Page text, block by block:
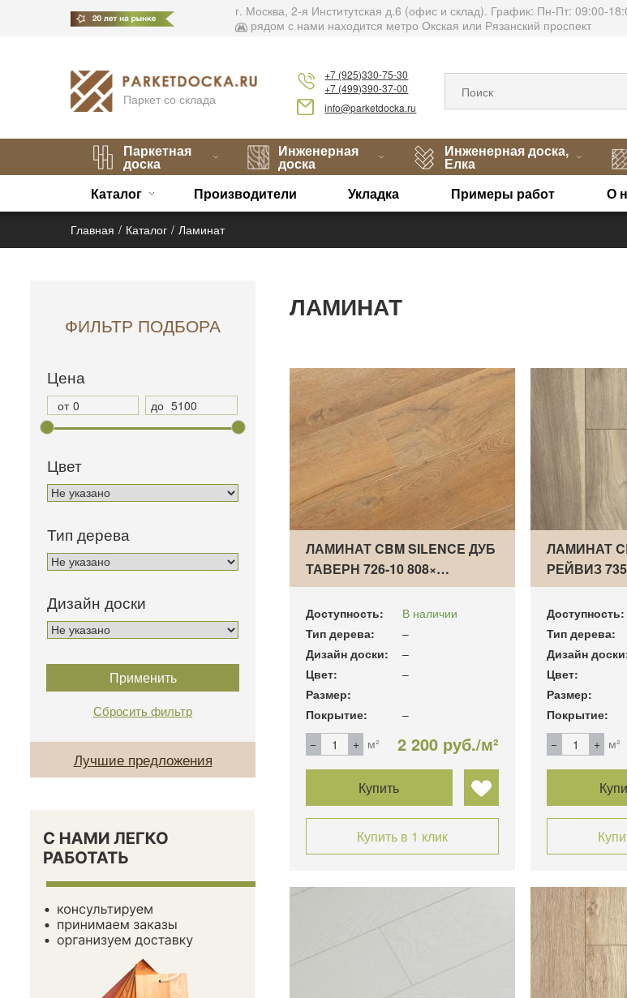
г. Москва, 2-я Институтская д.6 (офис и склад). График: Пн-Пт: 09:00-
рядом с нами находится метро Окская или Рязанский проспект
Паркет со склада
+7 (925)330-75-30
+7 (499)390-37-00
info@parketdocka.ru
Паркетная
доска
Инженерная
доска
Инженерная доска,
Елка
Каталог
Производители Укладка Примеры работ О
Главная Каталог Ламинат
ФИЛЬТР ПОДБОРА
Цена
от до
Цвет
Тип дерева
Дизайн доски
Лучшие предложения
ЛАМИНАТ
ЛАМИНАТ CBM SILENCE ДУБ
ТАВЕРН 726-10 808×…
Доступность:
В наличии
Тип дерева:
–
Дизайн доски:
–
Цвет:
–
Размер:
Покрытие:
–
м²
2 200 руб./м²
Купить
Купить в 1 клик
ЛАМИНАТ
РЕЙВИЗ
Доступность:
Тип дерева:
Дизайн
Цвет:
Размер:
Покрытие:
м²